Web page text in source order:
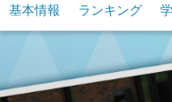
基本情報 ランキング